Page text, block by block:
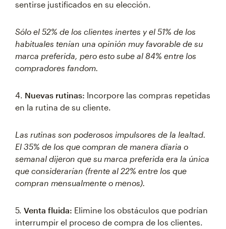
sentirse justificados en su elección.
Sólo el 52% de los clientes inertes y el 51% de los
habituales tenían una opinión muy favorable de su
marca preferida, pero esto sube al 84% entre los
compradores fandom.
4. Nuevas rutinas: Incorpore las compras repetidas
en la rutina de su cliente.
Las rutinas son poderosos impulsores de la lealtad.
El 35% de los que compran de manera diaria o
semanal dijeron que su marca preferida era la única
que considerarían (frente al 22% entre los que
compran mensualmente o menos).
5. Venta fluida: Elimine los obstáculos que podrían
interrumpir el proceso de compra de los clientes.